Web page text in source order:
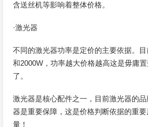
含送丝机等影响着整体价格。
·激光器
不同的激光器功率是定价的主要依据。
和2000W，功率越大价格越高这是毋庸
了。
激光器是核心配件之一，目前激光器的
器是重要保障，这是价格判断依据的重
量！